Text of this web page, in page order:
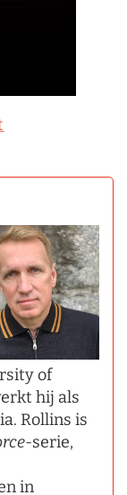
of
hij als
Rollins is
-serie,
in